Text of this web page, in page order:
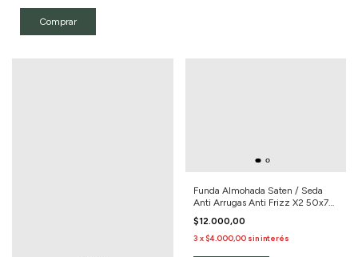
Funda Almohada Saten / Seda
Anti Arrugas Anti Frizz X2 50x70
Color Rosa Gold/Liso
$12.000,00
3 x$4.000,00 sin interés